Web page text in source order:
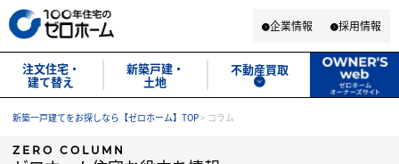
企業情報 採用情報
注文住宅・
建て替え
新築戸建・
土地
不動産買取
新築一戸建てをお探しなら【ゼロホーム】TOP> コラム
ZERO COLUMN